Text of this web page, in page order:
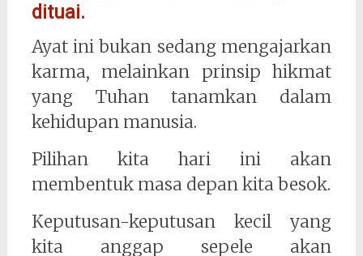
dituai.
Ayat ini bukan sedang mengajarkan
karma, melainkan prinsip hikmat
yang Tuhan tanamkan dalam
kehidupan manusia.
Pilihan kita hari ini akan
membentuk masa depan kita besok.
Keputusan-keputusan kecil yang
kita anggap sepele akan